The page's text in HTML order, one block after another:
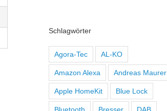
Schlagwörter
Agora-Tec AL-KO
Amazon Alexa Andreas Maurer
Apple HomeKit Blue Lock